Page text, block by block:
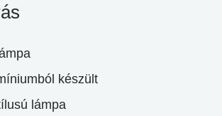
készült
lámpa